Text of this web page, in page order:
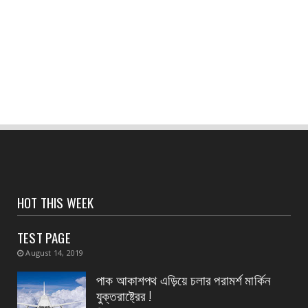
CONTACT
স্বাস্থ্য মন্ত্রীর নির্দেশে জেলার ২৮ টি ডায়াগনস্টিক
বাংলাদেশ থেকে ভারতে পাচার হওয়া ১০ নারী-শিশু উদ্ধার
HOT THIS WEEK
TEST PAGE
August 14, 2019
পাক আকাশপথ এড়িয়ে চলার পরামর্শ মার্কিন
যুক্তরাষ্ট্রের !